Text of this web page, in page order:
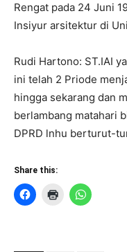
Rengat pada 24 Juni
Insiyur arsitektur di
Rudi Hartono: ST.IAI
ini telah 2 Priode
hingga sekarang dan
berlambang matahari
DPRD lnhu berturut-
Share this: